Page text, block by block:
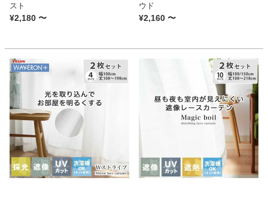
スト
¥2,180 〜
ウド
¥2,160 〜